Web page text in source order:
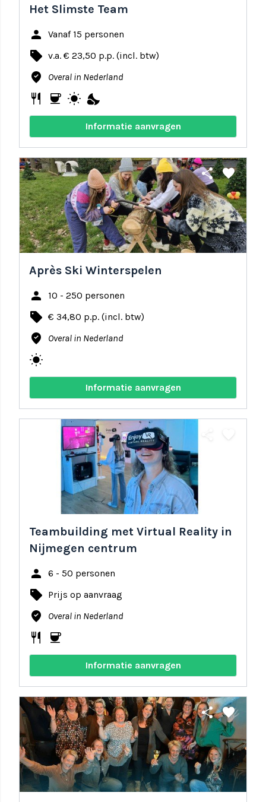
Het Slimste Team
person Vanaf 15 personen
local_offer v.a. € 23,50 p.p. (incl. btw)
where_to_vote Overal in Nederland
restaurant coffee wb_sunny nights_stay
Informatie aanvragen
share favorite
Après Ski Winterspelen
person 10 - 250 personen
local_offer € 34,80 p.p. (incl. btw)
where_to_vote Overal in Nederland
wb_sunny
Informatie aanvragen
Teambuilding met Virtual Reality in
Nijmegen centrum
person 6 - 50 personen
local_offer Prijs op aanvraag
where_to_vote Overal in Nederland
restaurant coffee
Informatie aanvragen
share favorite